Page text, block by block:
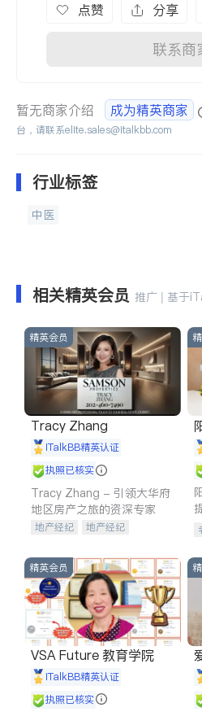
点赞 分享
联系商
暂无商家介绍 成为精英商家
台，请联系elite.sales@italkbb.com
行业标签
中医
相关精英会员 推广 | 基于
精英会员
Tracy Zhang
iTalkBB精英认证
执照已核实
Tracy Zhang - 引领大华府
地区房产之旅的资深专家
地产经纪
地产经纪
商铺租售
开发商建商
精英会员
VSA Future 教育学院
iTalkBB精英认证
执照已核实